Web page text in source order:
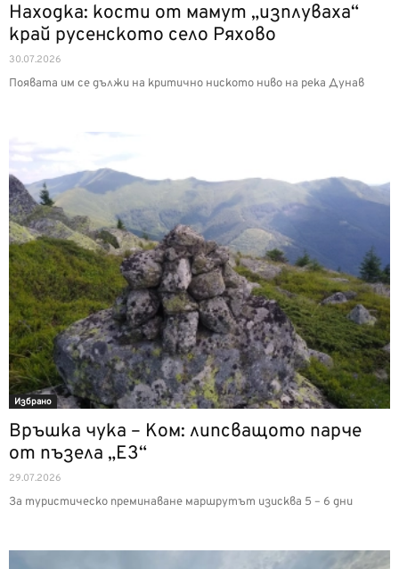
Находка: кости от мамут „изплуваха“
край русенското село Ряхово
30.07.2026
Появата им се дължи на критично ниското ниво на река Дунав
Избрано
Връшка чука – Ком: липсващото парче
от пъзела „Е3“
29.07.2026
За туристическо преминаване маршрутът изисква 5 – 6 дни